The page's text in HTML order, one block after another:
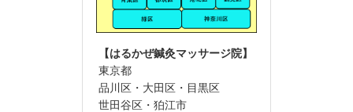
【はるかぜ鍼灸マッサージ院】
東京都
品川区・大田区・目黒区
世田谷区・狛江市